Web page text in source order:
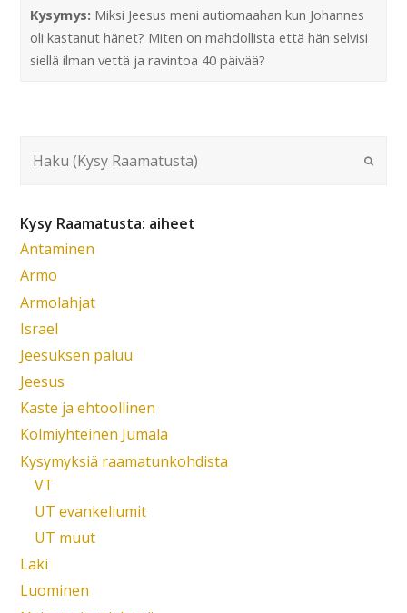
Kysymys: Miksi Jeesus meni autiomaahan kun Johannes
oli kastanut hänet? Miten on mahdollista että hän selvisi
siellä ilman vettä ja ravintoa 40 päivää?
Kysy Raamatusta: aiheet
Antaminen
Armo
Armolahjat
Israel
Jeesuksen paluu
Jeesus
Kaste ja ehtoollinen
Kolmiyhteinen Jumala
Kysymyksiä raamatunkohdista
VT
UT evankeliumit
UT muut
Laki
Luominen